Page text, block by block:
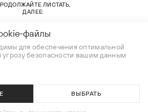
ЛИСТАТЬ,
ДАЛЕЕ:
файлы
для обеспечения оптимальной
угрозу безопасности вашим данным
ВЫБРАТЬ